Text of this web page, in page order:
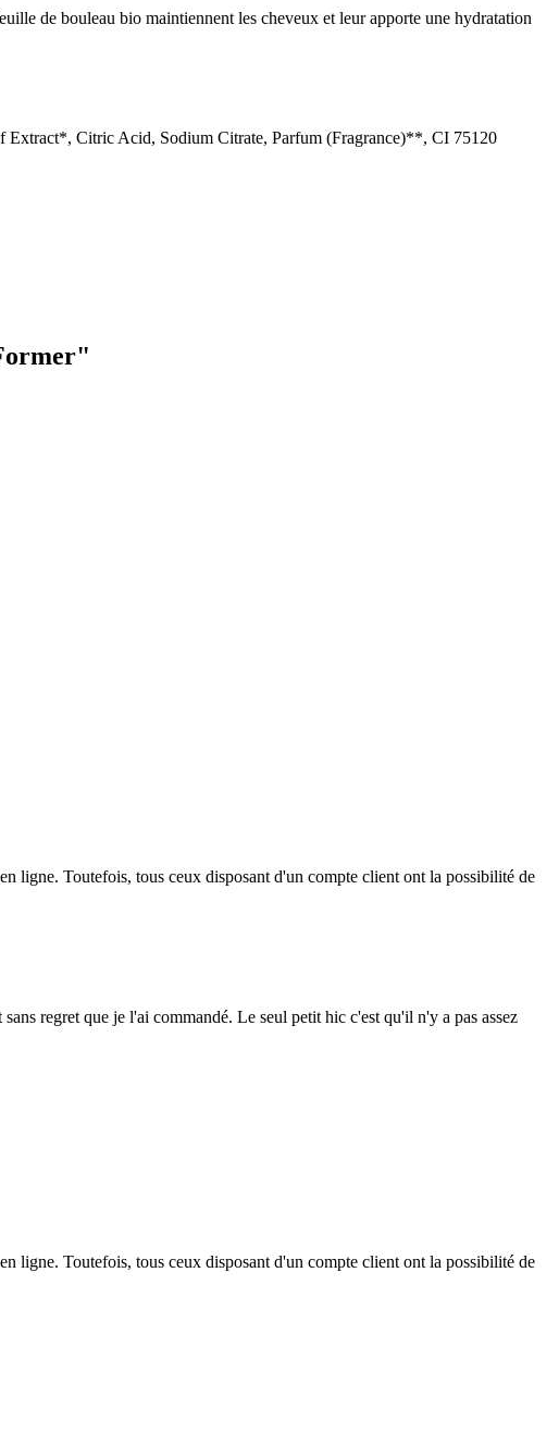
de bouleau bio maintiennent les cheveux et leur apporte une hydratation
Citric Acid, Sodium Citrate, Parfum (Fragrance)**, CI 75120
ligne. Toutefois, tous ceux disposant d'un compte client ont la possibilité de
regret que je l'ai commandé. Le seul petit hic c'est qu'il n'y a pas assez
ligne. Toutefois, tous ceux disposant d'un compte client ont la possibilité de